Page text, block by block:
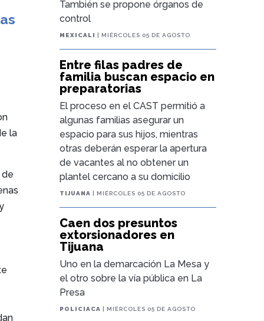
la
de
También se propone órganos de
control
MEXICALI | MIÉRCOLES 05 DE AGOSTO
Entre filas padres de
familia buscan espacio en
preparatorias
El proceso en el CAST permitió a
algunas familias asegurar un
espacio para sus hijos, mientras
otras deberán esperar la apertura
de vacantes al no obtener un
plantel cercano a su domicilio
TIJUANA | MIÉRCOLES 05 DE AGOSTO
Caen dos presuntos
extorsionadores en
Tijuana
Uno en la demarcación La Mesa y
el otro sobre la vía pública en La
Presa
POLICIACA | MIÉRCOLES 05 DE AGOSTO